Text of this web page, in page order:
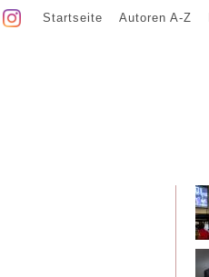
Startseite Autoren A-Z